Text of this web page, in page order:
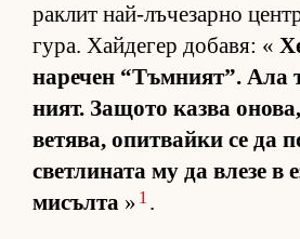
рак­лит най-лъ­че­зарно
гу­ра. Хай­де­гер до­ба­вя: «
на­ре­чен “Тъм­ни­ят”. Ала
ни­ят. За­щото казва
ве­тя­ва, опит­вайки се да
свет­ли­ната му да влезе в
ми­сълта » 1 .